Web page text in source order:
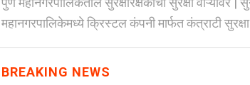
महानगरपालिकेमध्ये क्रिस्टल कंपनी मार्फत कंत्राटी सुरक्षा
BREAKING NEWS